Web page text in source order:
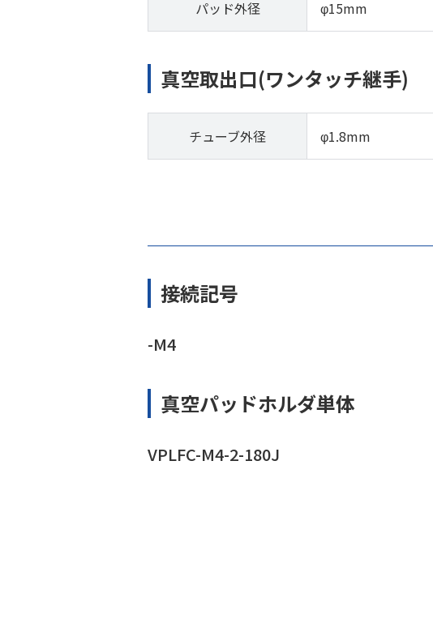
パッド外径 φ15mm
真空取出口(ワンタッチ継手)
チューブ外径 φ1.8mm
接続記号
-M4
真空パッドホルダ単体
VPLFC-M4-2-180J